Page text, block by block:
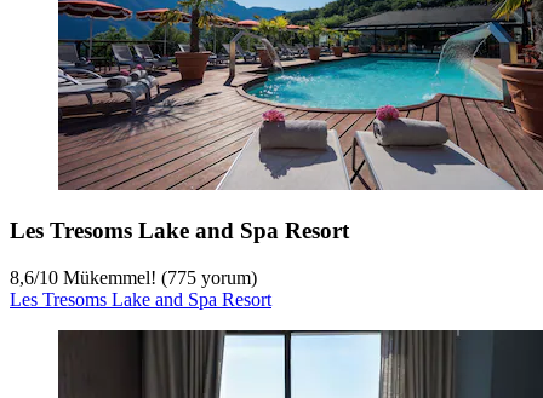
Les Tresoms Lake and Spa Resort
8,6/10 Mükemmel! (775 yorum)
Les Tresoms Lake and Spa Resort